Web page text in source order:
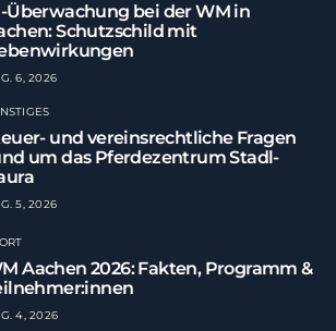
Überwachung bei der WM in
Schutzschild mit
6, 2026
und vereinsrechtliche Fragen
um das Pferdezentrum Stadl-
5, 2026
Aachen 2026: Fakten, Programm &
4, 2026